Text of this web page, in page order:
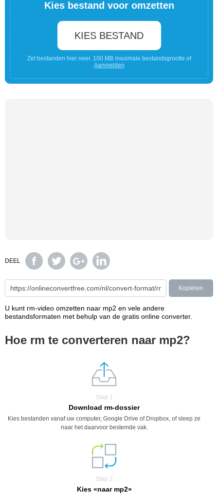
Kies bestand voor omzetten
KIES BESTAND
Zet bestanden hier neer. 100 MB maximale bestandsgrootte of
Aanmelden
DEEL
Kopiëren
U kunt rm-video omzetten naar mp2 en vele andere
bestandsformaten met behulp van de gratis online converter.
Hoe rm te converteren naar mp2?
Stap 1
Download rm-dossier
Kies bestanden vanaf uw computer, Google Drive of Dropbox, of sleep ze
naar het daarvoor bestemde vak.
Stap 2
Kies «naar mp2»